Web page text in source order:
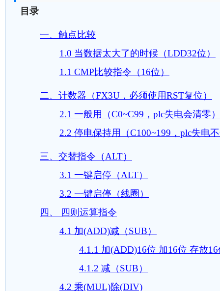
目录
一、触点比较
1.0 当数据太大了的时候（LDD32位）
1.1 CMP比较指令（16位）
二、计数器（FX3U，必须使用RST复位）
2.1 一般用（C0~C99，plc失电会清零）
2.2 停电保持用（C100~199，plc失电
三、交替指令（ALT）
3.1 一键启停（ALT）
3.2 一键启停（线圈）
四、 四则运算指令
4.1 加(ADD)减（SUB）
4.1.1 加(ADD)16位 加16位 存放
4.1.2 减（SUB）
4.2 乘(MUL)除(DIV)